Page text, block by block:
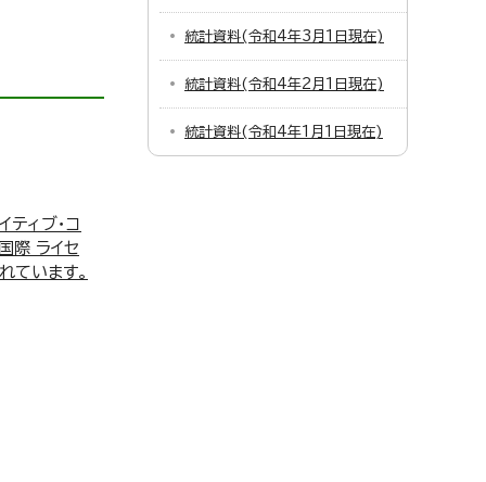
ティブ・コ
際 ライセ
ています。
統計資料(令和4年3月1日現在)
統計資料(令和4年2月1日現在)
統計資料(令和4年1月1日現在)